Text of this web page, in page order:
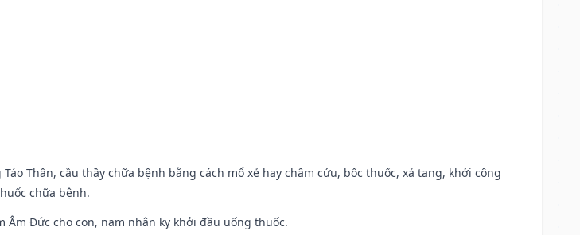
Thần, cầu thầy chữa bệnh bằng cách mổ xẻ hay châm cứu, bốc thuốc, xả tang, khởi công
chữa bệnh.
Âm Đức cho con, nam nhân kỵ khởi đầu uống thuốc.